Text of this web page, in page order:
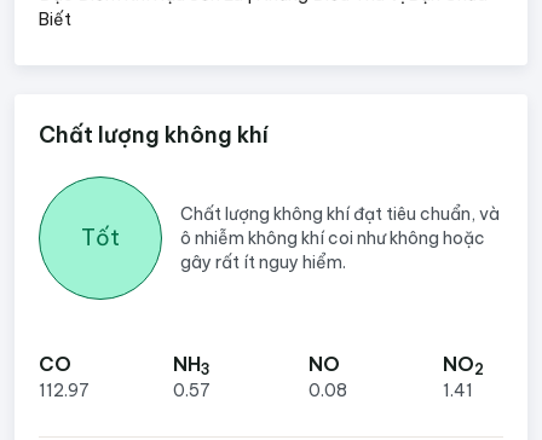
Biết
Chất lượng không khí
Tốt
Chất lượng không khí đạt tiêu chuẩn, và
ô nhiễm không khí coi như không hoặc
gây rất ít nguy hiểm.
CO
112.97
NH3
0.57
NO
0.08
NO2
1.41